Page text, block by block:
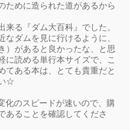
ために造られた道があるから
る『ダム大百科』でした。
ダムを見に行けるように、
）があると良かったな、と思
に読める単行本サイズで、こ
てある本は、とても貴重だと
☆
のスピードが速いので、購
あることを確認してくださ